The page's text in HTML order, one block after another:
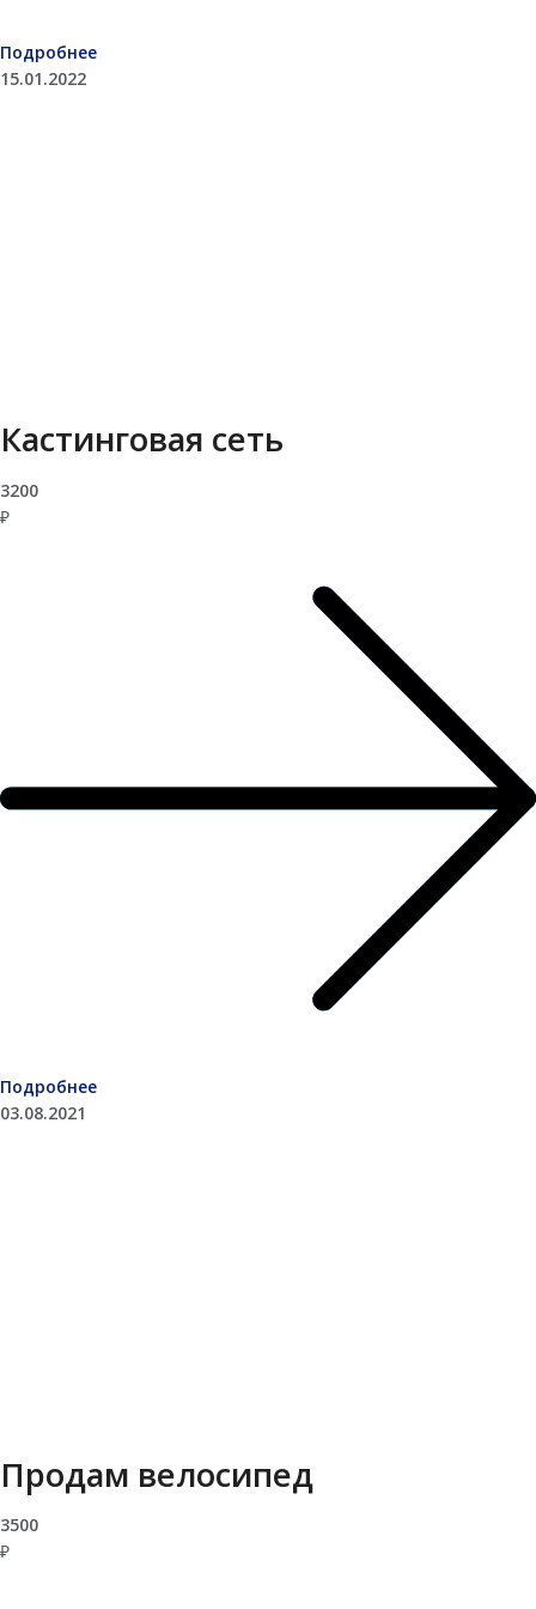
Подробнее
15.01.2022
Кастинговая сеть
3200
₽
Подробнее
03.08.2021
Продам велосипед
3500
₽